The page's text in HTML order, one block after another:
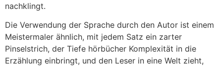
nachklingt.
Die Verwendung der Sprache durch den Autor ist einem
Meistermaler ähnlich, mit jedem Satz ein zarter
Pinselstrich, der Tiefe hörbücher Komplexität in die
Erzählung einbringt, und den Leser in eine Welt zieht,